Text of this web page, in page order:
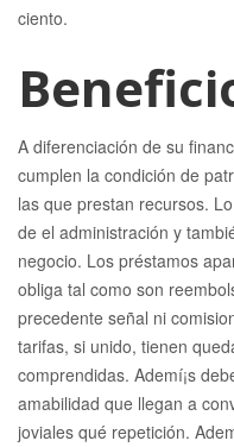
ciento.
A diferenciación de su
cumplen la condición de
las que prestan recursos.
de el administración y
negocio. Los préstamos
obliga tal como son
precedente señal ni
tarifas, si unido, tienen
comprendidas. Ademí¡s
amabilidad que llegan a
joviales qué repetición.